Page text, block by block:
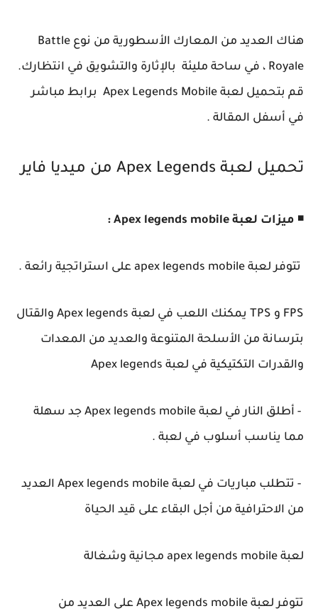
هناك العديد من المعارك الأسطورية من نوع Battle
Royale ، في ساحة مليئة بالإثارة والتشويق في انتظارك.
قم بتحميل لعبة Apex Legends Mobile برابط مباشر
في أسفل المقالة .
تحميل لعبة Apex Legends من ميديا فاير
◾ ميزات لعبة Apex legends mobile :
تتوفر لعبة apex legends mobile على استراتجية رائعة .
FPS و TPS يمكنك اللعب في لعبة Apex legends والقتال
بترسانة من الأسلحة المتنوعة والعديد من المعدات
والقدرات التكتيكية في لعبة Apex legends
- أطلق النار في لعبة Apex legends mobile جد سهلة
مما يناسب أسلوب في لعبة .
- تتطلب مباريات في لعبة Apex legends mobile العديد
من الاحترافية من أجل البقاء على قيد الحياة
لعبة apex legends mobile مجانية وشغالة
تتوفر لعبة Apex legends mobile على العديد من